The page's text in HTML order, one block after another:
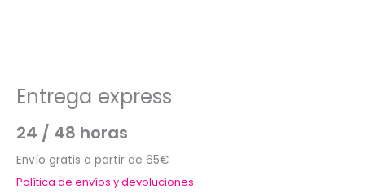
Entrega express
24 / 48 horas
Envío gratis a partir de 65€
Política de envíos y devoluciones